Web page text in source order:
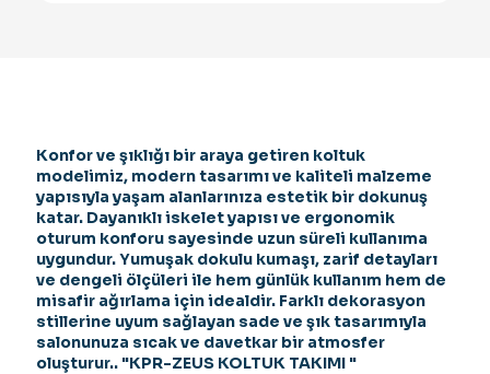
Konfor ve şıklığı bir araya getiren koltuk
modelimiz, modern tasarımı ve kaliteli malzeme
yapısıyla yaşam alanlarınıza estetik bir dokunuş
katar. Dayanıklı iskelet yapısı ve ergonomik
oturum konforu sayesinde uzun süreli kullanıma
uygundur. Yumuşak dokulu kumaşı, zarif detayları
ve dengeli ölçüleri ile hem günlük kullanım hem de
misafir ağırlama için idealdir. Farklı dekorasyon
stillerine uyum sağlayan sade ve şık tasarımıyla
salonunuza sıcak ve davetkar bir atmosfer
oluşturur.. "KPR-ZEUS KOLTUK TAKIMI "